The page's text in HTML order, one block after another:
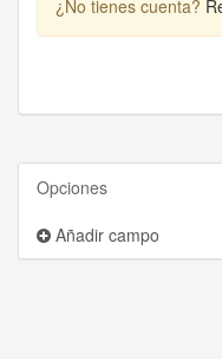
¿No tienes cuenta?
Opciones
Añadir campo